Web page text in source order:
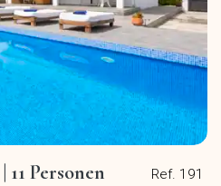
Ref. 191
Personen